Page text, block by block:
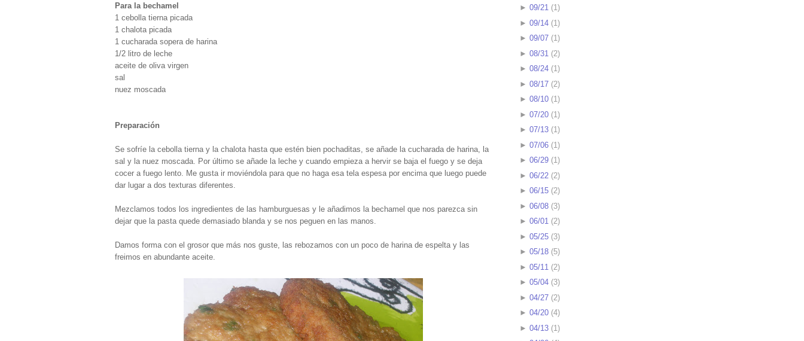
Para la bechamel
1 cebolla tierna picada
1 chalota picada
1 cucharada sopera de harina
1/2 litro de leche
aceite de oliva virgen
sal
nuez moscada
Preparación
Se sofríe la cebolla tierna y la chalota hasta que estén bien pochaditas, se añade la cucharada de harina, la
sal y la nuez moscada. Por último se añade la leche y cuando empieza a hervir se baja el fuego y se deja
cocer a fuego lento. Me gusta ir moviéndola para que no haga esa tela espesa por encima que luego puede
dar lugar a dos texturas diferentes.
Mezclamos todos los ingredientes de las hamburguesas y le añadimos la bechamel que nos parezca sin
dejar que la pasta quede demasiado blanda y se nos peguen en las manos.
Damos forma con el grosor que más nos guste, las rebozamos con un poco de harina de espelta y las
freimos en abundante aceite.
► 09/21(1)
► 09/14(1)
► 09/07(1)
► 08/31 (2)
► 08/24(1)
► 08/17(2)
► 08/10(1)
► 07/20(1)
► 07/13(1)
► 07/06(1)
► 06/29(1)
► 06/22(2)
► 06/15(2)
► 06/08(3)
► 06/01(2)
► 05/25(3)
► 05/18(5)
► 05/11 (2)
► 05/04(3)
► 04/27(2)
► 04/20(4)
► 04/13(1)